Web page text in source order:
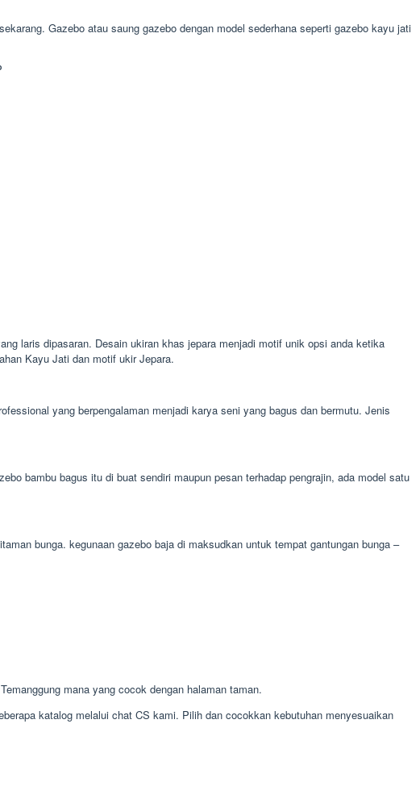
Gazebo atau saung gazebo dengan model sederhana seperti gazebo kayu jati
laris dipasaran. Desain ukiran khas jepara menjadi motif unik opsi anda ketika
Kayu Jati dan motif ukir Jepara.
yang berpengalaman menjadi karya seni yang bagus dan bermutu. Jenis
bambu bagus itu di buat sendiri maupun pesan terhadap pengrajin, ada model satu
bunga. kegunaan gazebo baja di maksudkan untuk tempat gantungan bunga –
mana yang cocok dengan halaman taman.
katalog melalui chat CS kami. Pilih dan cocokkan kebutuhan menyesuaikan